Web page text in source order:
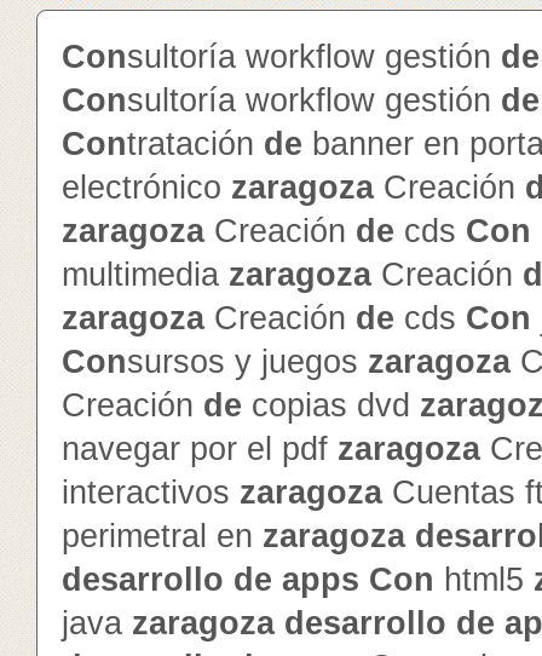
Consultoría workflow gestión de
Consultoría workflow gestión de
Contratación de banner en
electrónico zaragozaCreación
zaragozaCreación de cds Con
multimedia zaragozaCreación
zaragozaCreación de cds Con
Consursos y juegos zaragoza
Creación de copias dvd
navegar por el pdf zaragoza
interactivos zaragozaCuentas
perimetral en zaragoza de
desarrollo de apps Con html5
java zaragoza desarrollo de